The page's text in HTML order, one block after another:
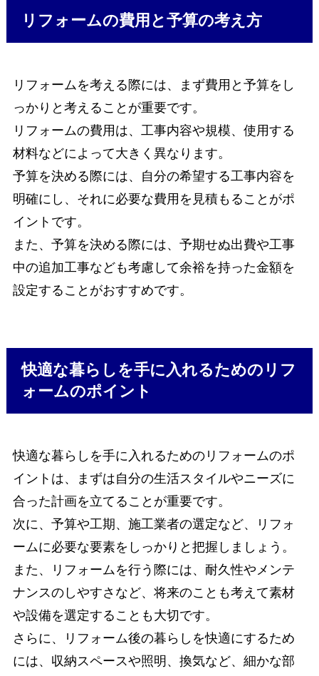
リフォームの費用と予算の考え方
リフォームを考える際には、まず費用と予算をし
っかりと考えることが重要です。
リフォームの費用は、工事内容や規模、使用する
材料などによって大きく異なります。
予算を決める際には、自分の希望する工事内容を
明確にし、それに必要な費用を見積もることがポ
イントです。
また、予算を決める際には、予期せぬ出費や工事
中の追加工事なども考慮して余裕を持った金額を
設定することがおすすめです。
快適な暮らしを手に入れるためのリフ
ォームのポイント
快適な暮らしを手に入れるためのリフォームのポ
イントは、まずは自分の生活スタイルやニーズに
合った計画を立てることが重要です。
次に、予算や工期、施工業者の選定など、リフォ
ームに必要な要素をしっかりと把握しましょう。
また、リフォームを行う際には、耐久性やメンテ
ナンスのしやすさなど、将来のことも考えて素材
や設備を選定することも大切です。
さらに、リフォーム後の暮らしを快適にするため
には、収納スペースや照明、換気など、細かな部